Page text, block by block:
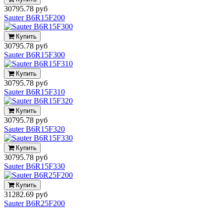
30795.78 руб
Sauter B6R15F200
Купить
30795.78 руб
Sauter B6R15F300
Купить
30795.78 руб
Sauter B6R15F310
Купить
30795.78 руб
Sauter B6R15F320
Купить
30795.78 руб
Sauter B6R15F330
Купить
31282.69 руб
Sauter B6R25F200